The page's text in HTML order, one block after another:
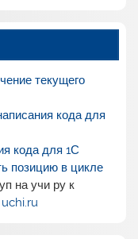
текущего
кода для
кода для 1С
позицию в цикле
на учи рук